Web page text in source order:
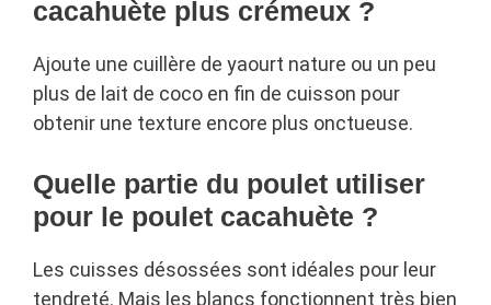
cacahuète plus crémeux ?
Ajoute une cuillère de yaourt nature ou un peu
plus de lait de coco en fin de cuisson pour
obtenir une texture encore plus onctueuse.
Quelle partie du poulet utiliser
pour le poulet cacahuète ?
Les cuisses désossées sont idéales pour leur
tendreté. Mais les blancs fonctionnent très bien